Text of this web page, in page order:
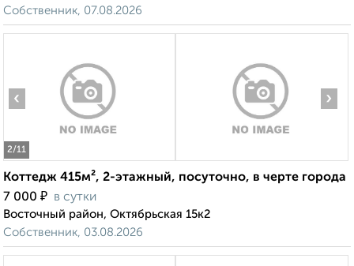
Собственник, 07.08.2026
2/11
‹ ›
Коттедж 415м², 2-этажный, посуточно, в черте города
7 000 ₽ в сутки
Восточный район, Октябрьская 15к2
Собственник, 03.08.2026